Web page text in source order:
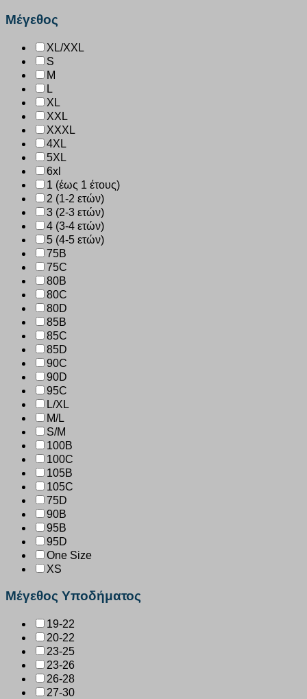
Μέγεθος
XL/XXL
S
M
L
XL
XXL
XXXL
4XL
5XL
6xl
1 (έως 1 έτους)
2 (1-2 ετών)
3 (2-3 ετών)
4 (3-4 ετών)
5 (4-5 ετών)
75B
75C
80B
80C
80D
85B
85C
85D
90C
90D
95C
L/XL
M/L
S/M
100B
100C
105B
105C
75D
90B
95B
95D
One Size
XS
Μέγεθος Υποδήματος
19-22
20-22
23-25
23-26
26-28
27-30